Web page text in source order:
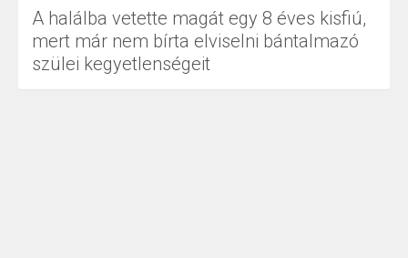
A halálba vetette magát egy 8 éves kisfiú,
mert már nem bírta elviselni bántalmazó
szülei kegyetlenségeit